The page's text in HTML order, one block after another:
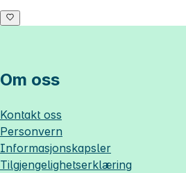
Om oss
Kontakt oss
Personvern
Informasjonskapsler
Tilgjengelighetserklæring